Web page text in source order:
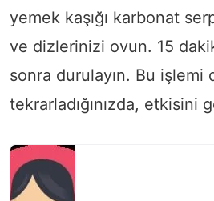
yemek kaşığı karbonat
ve dizlerinizi ovun. 15
sonra durulayın. Bu işlemi
tekrarladığınızda, etkisini